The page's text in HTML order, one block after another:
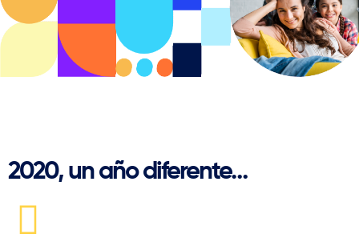
2020, un año diferente…